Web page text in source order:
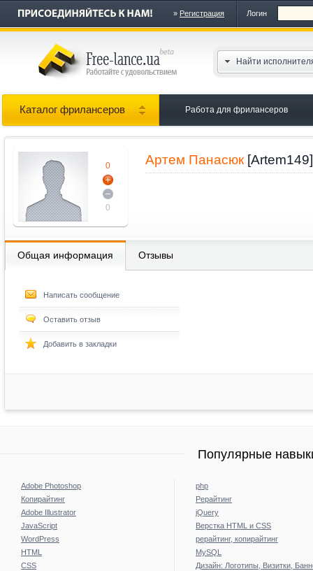
» Регистрация Логин
Найти
Каталог фрилансеров Работа для фрилансеров
0
0
Артем Панасюк [Artem149]
Общая информация Отзывы
Написать сообщение
Оставить отзыв
Добавить в закладки
Популярные
Adobe Photoshop
Копирайтинг
Adobe Illustrator
JavaScript
WordPress
HTML
CSS
php
Рерайтинг
jQuery
Верстка HTML и CSS
рерайтинг, копирайтинг
MySQL
Дизайн: Логотипы, Визитки,